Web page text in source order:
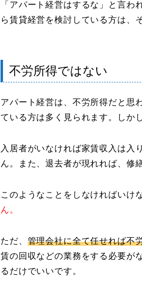
「アパート経営はするな」と言
ら賃貸経営を検討している方は、
不労所得ではない
アパート経営は、不労所得だと思
ている方は多く見られます。しか
入居者がいなければ家賃収入は入
ん。また、退去者が現れれば、修
このようなことをしなければいけ
ん。
ただ、 管理会社に全て任せれば不
賃の回収などの業務をする必要が
るだけでいいです。